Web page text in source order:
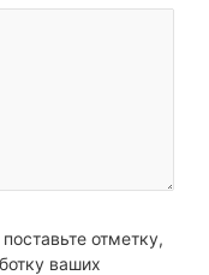
отметку,
ваших